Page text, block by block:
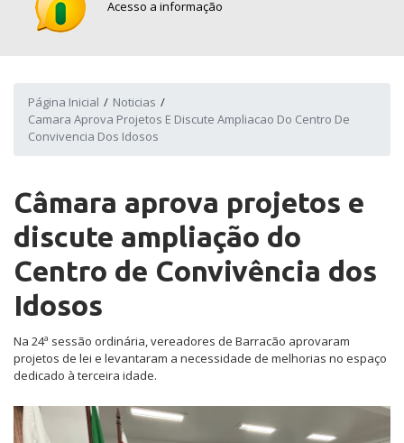
Acesso a informação
Página Inicial
Noticias
Camara Aprova Projetos E Discute Ampliacao Do Centro De
Convivencia Dos Idosos
Câmara aprova projetos e
discute ampliação do
Centro de Convivência dos
Idosos
Na 24ª sessão ordinária, vereadores de Barracão aprovaram
projetos de lei e levantaram a necessidade de melhorias no espaço
dedicado à terceira idade.